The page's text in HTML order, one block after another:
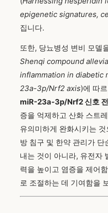
epigenetic signatures,
집니다.
또한, 당뇨병성 변비 모델
Shenqi compound
inflammation in diabetic
23a-3p/Nrf2 axis)에 따
miR-23a-3p/Nrf2 신호
증을 억제하고 산화 스트
유의미하게 완화시키는
방 침구 및 한약 관리가 단
내는 것이 아니라, 유전자
력을 높이고 염증을 제어
로 조절하는 데 기여함을